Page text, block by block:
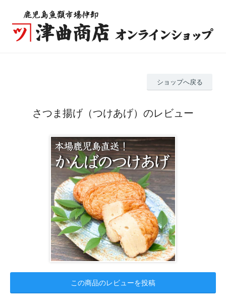
ショップへ戻る
さつま揚げ（つけあげ）のレビュー
この商品のレビューを投稿